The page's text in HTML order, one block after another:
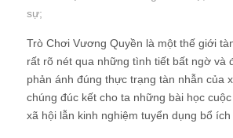
sự;
Trò Chơi Vương Quyền là một thế giới
rất rõ nét qua những tình tiết bất ngờ và
phản ánh đúng thực trạng tàn nhẫn của
chúng đúc kết cho ta những bài học
xã hội lẫn kinh nghiệm tuyển dụng bổ ích